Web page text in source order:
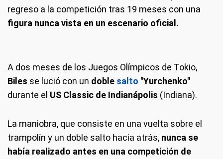
regreso a la competición tras 19 meses con una
figura nunca vista en un escenario oficial.
A dos meses de los Juegos Olímpicos de Tokio,
Biles se lució con un doble salto "Yurchenko"
durante el US Classic de Indianápolis (Indiana).
La maniobra, que consiste en una vuelta sobre el
trampolín y un doble salto hacia atrás, nunca se
había realizado antes en una competición de